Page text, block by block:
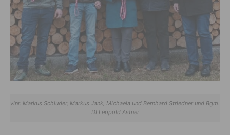
vlnr. Markus Schluder, Markus Jank, Michaela und Bernhard Striedner und Bgm.
DI Leopold Astner